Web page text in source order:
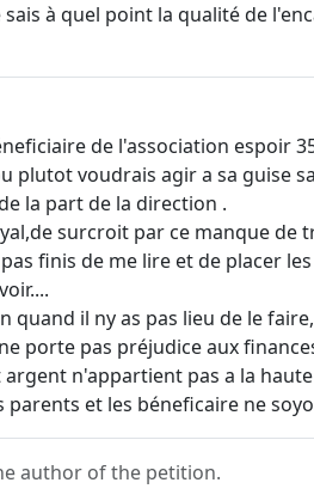
à quel point la qualité de
de l'association espoir
plutot voudrais agir a sa guise
la part de la direction .
surcroit par ce manque
finis de me lire et de placer
quand il ny as pas lieu de le
porte pas préjudice aux
n'appartient pas a la
et les béneficaire ne
author of the petition.